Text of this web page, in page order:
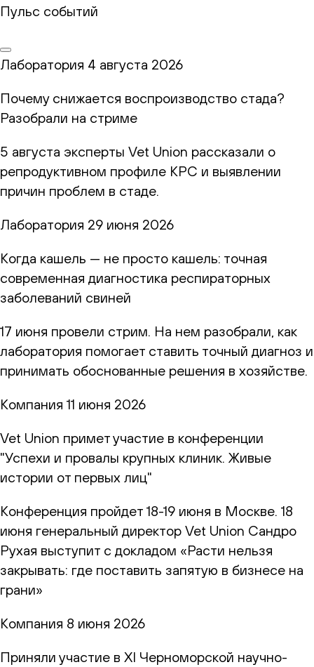
Пульс событий
Лаборатория 4 августа 2026
Почему снижается воспроизводство стада?
Разобрали на стриме
5 августа эксперты Vet Union рассказали о
репродуктивном профиле КРС и выявлении
причин проблем в стаде.
Лаборатория 29 июня 2026
Когда кашель — не просто кашель: точная
современная диагностика респираторных
заболеваний свиней
17 июня провели стрим. На нем разобрали, как
лаборатория помогает ставить точный диагноз и
принимать обоснованные решения в хозяйстве.
Компания 11 июня 2026
Vet Union примет участие в конференции
"Успехи и провалы крупных клиник. Живые
истории от первых лиц"
Конференция пройдет 18-19 июня в Москве. 18
июня генеральный директор Vet Union Сандро
Рухая выступит с докладом «Расти нельзя
закрывать: где поставить запятую в бизнесе на
грани»
Компания 8 июня 2026
Приняли участие в XI Черноморской научно-